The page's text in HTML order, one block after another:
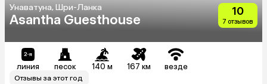
Унаватуна, Шри-Ланка
Asantha Guesthouse
10
7 отзывов
линия песок 140 м 167 км везде
Отзывы за этот год